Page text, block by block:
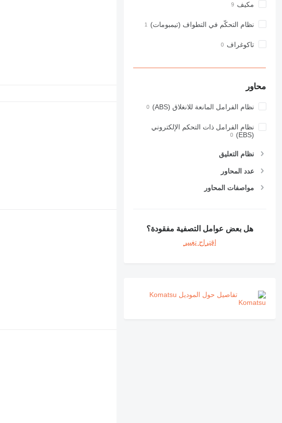
مكيف
نظام التحكّم في التطواف (تيمبومات)
تاكوغراف
محاور
نظام الفرامل المانعة للانغلاق (ABS)
نظام الفرامل ذات التحكم الإلكتروني
(EBS)
نظام التعليق
عدد المحاور
مواصفات المحاور
هل بعض عوامل التصفية مفقودة؟
اقتراح تغيير
تفاصيل حول الموديل Komatsu